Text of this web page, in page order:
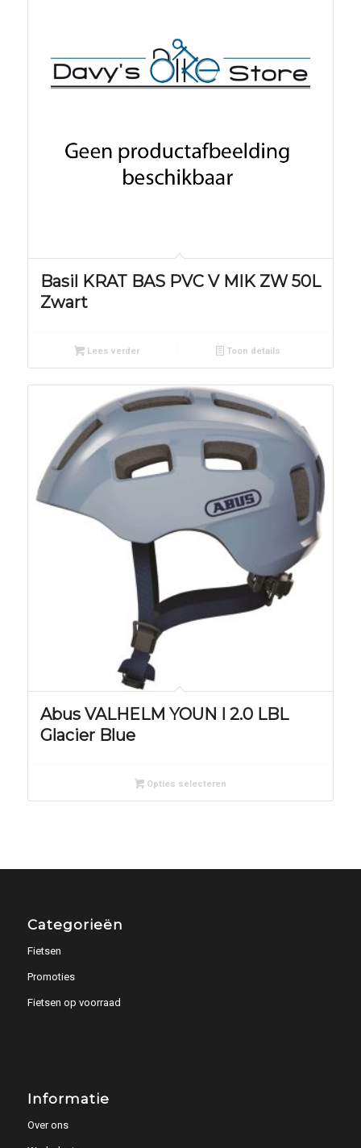
Basil KRAT BAS PVC V MIK ZW 50L
Zwart
Lees verder Toon details
Abus VALHELM YOUN I 2.0 LBL
Glacier Blue
Opties selecteren
Categorieën
Fietsen
Promoties
Fietsen op voorraad
Informatie
Over ons